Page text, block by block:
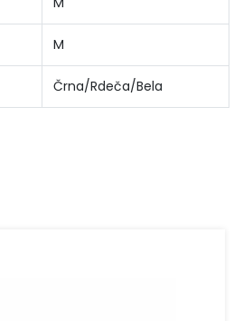
M
Črna/Rdeča/Bela